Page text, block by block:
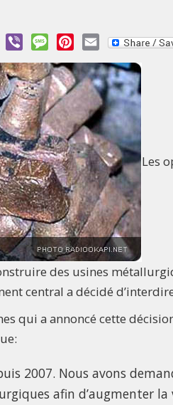
Skype Viber MessagePinterest
Email
Les
des usines
central a décidé
qui a annoncé cette
2007. Nous avons
afin d’augmenter